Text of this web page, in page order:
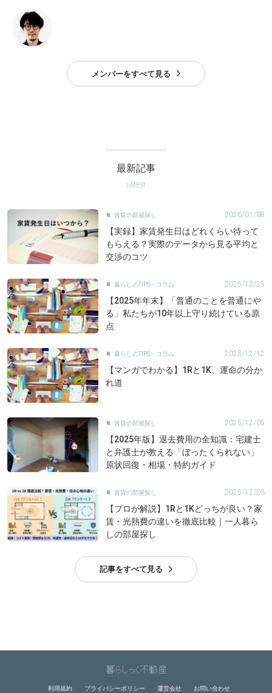
メンバーをすべて見る
最新記事
LATEST
 賃貸の部屋探し 2026/01/08
【実録】家賃発生日はどれくらい待って
もらえる？実際のデータから見る平均と
交渉のコツ
 暮らしのTIPS・コラム 2025/12/25
【2025年年末】「普通のことを普通にや
る」私たちが10年以上守り続けている原
点
 暮らしのTIPS・コラム 2025/12/12
【マンガでわかる】1Rと1K、運命の分か
れ道
 賃貸の部屋探し 2025/12/05
【2025年版】退去費用の全知識：宅建士
と弁護士が教える「ぼったくられない」
原状回復・相場・特約ガイド
 賃貸の部屋探し 2025/12/03
【プロが解説】1Rと1Kどっちが良い？家
賃・光熱費の違いを徹底比較｜一人暮ら
しの部屋探し
記事をすべて見る
利用規約 プライバシーポリシー 運営会社 お問い合わせ